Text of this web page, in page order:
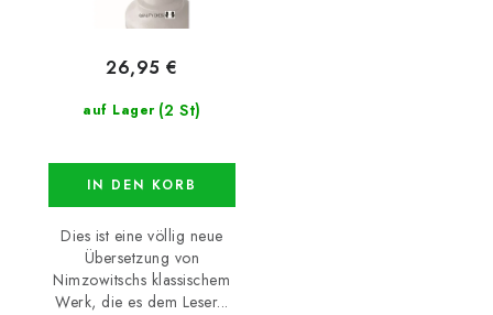
auf Lager (2 St)
26,95 €
IN DEN KORB
Dies ist eine völlig neue
Übersetzung von
Nimzowitschs klassischem
Werk, die es dem Leser...